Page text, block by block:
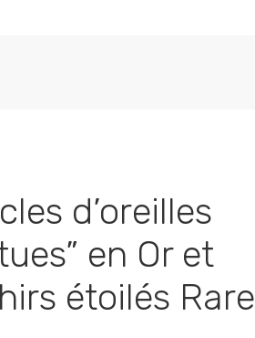
d’oreilles
en Or et
étoilés Rare